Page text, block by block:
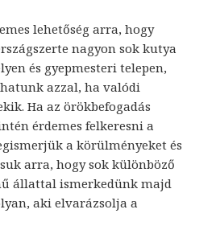
lehetőség arra, hogy
nagyon sok kutya
és gyepmesteri telepen,
azzal, ha valódi
Ha az örökbefogadás
érdemes felkeresni a
a körülményeket és
arra, hogy sok különböző
állattal ismerkedünk majd
aki elvarázsolja a